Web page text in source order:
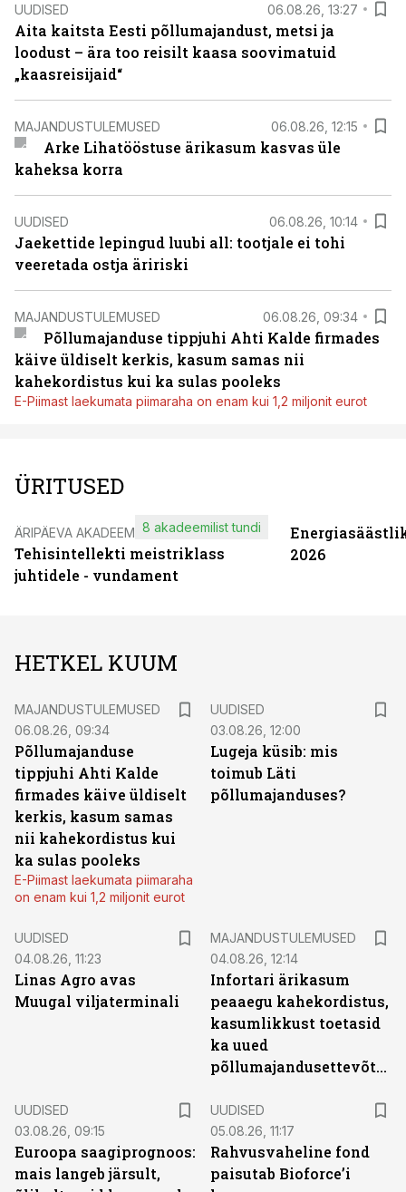
UUDISED 06.08.26, 13:27
Aita kaitsta Eesti põllumajandust, metsi ja
loodust – ära too reisilt kaasa soovimatuid
„kaasreisijaid“
MAJANDUSTULEMUSED 06.08.26, 12:15
Arke Lihatööstuse ärikasum kasvas üle
kaheksa korra
UUDISED 06.08.26, 10:14
Jaekettide lepingud luubi all: tootjale ei tohi
veeretada ostja äririski
MAJANDUSTULEMUSED 06.08.26, 09:34
Põllumajanduse tippjuhi Ahti Kalde firmades
käive üldiselt kerkis, kasum samas nii
kahekordistus kui ka sulas pooleks
E-Piimast laekumata piimaraha on enam kui 1,2 miljonit eurot
ÜRITUSED
ÄRIPÄEVA AKADEEMIA
Tehisintellekti meistriklass
juhtidele - vundament
8 akadeemilist tundi
2026
HETKEL KUUM
MAJANDUSTULEMUSED
06.08.26, 09:34
Põllumajanduse
tippjuhi Ahti Kalde
firmades käive üldiselt
kerkis, kasum samas
nii kahekordistus kui
ka sulas pooleks
E-Piimast laekumata piimaraha
on enam kui 1,2 miljonit eurot
UUDISED
03.08.26, 12:00
Lugeja küsib: mis
toimub Läti
põllumajanduses?
UUDISED
04.08.26, 11:23
Linas Agro avas
Muugal viljaterminali
MAJANDUSTULEMUSED
04.08.26, 12:14
Infortari ärikasum
peaaegu kahekordistus,
kasumlikkust toetasid
ka uued
põllumajandusettevõtted
UUDISED
03.08.26, 09:15
Euroopa saagiprognoos:
mais langeb järsult,
UUDISED
05.08.26, 11:17
Rahvusvaheline fond
paisutab Bioforce’i